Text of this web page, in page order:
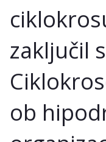
zaključil
ob